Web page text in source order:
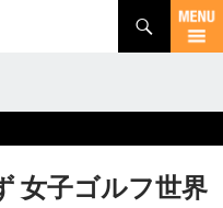
女子ゴルフ世界